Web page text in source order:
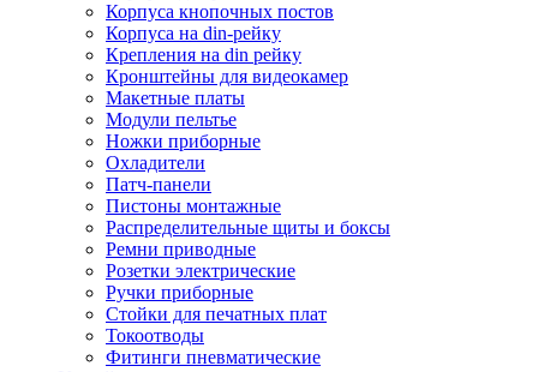
Корпуса кнопочных постов
Корпуса на din-рейку
Крепления на din рейку
Кронштейны для видеокамер
Макетные платы
Модули пельтье
Ножки приборные
Охладители
Патч-панели
Пистоны монтажные
Распределительные щиты и боксы
Ремни приводные
Розетки электрические
Ручки приборные
Стойки для печатных плат
Токоотводы
Фитинги пневматические